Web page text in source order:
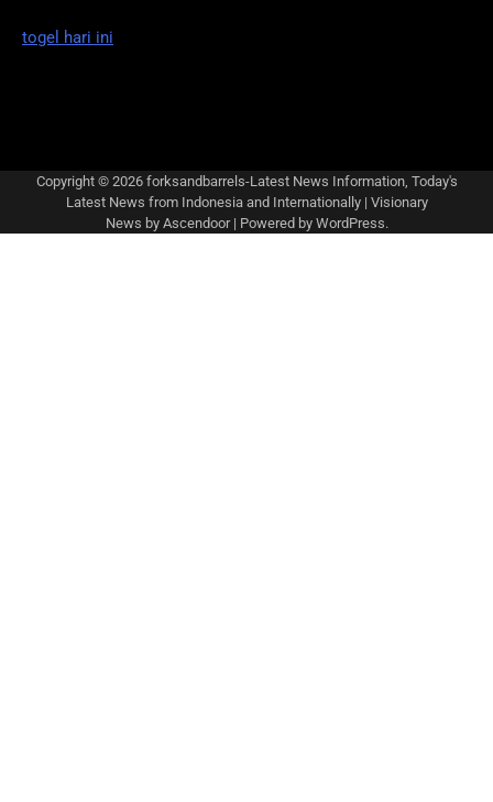
togel hari ini
Copyright © 2026 forksandbarrels-Latest News Information, Today's
Latest News from Indonesia and Internationally| Visionary
News by Ascendoor| Powered by WordPress.